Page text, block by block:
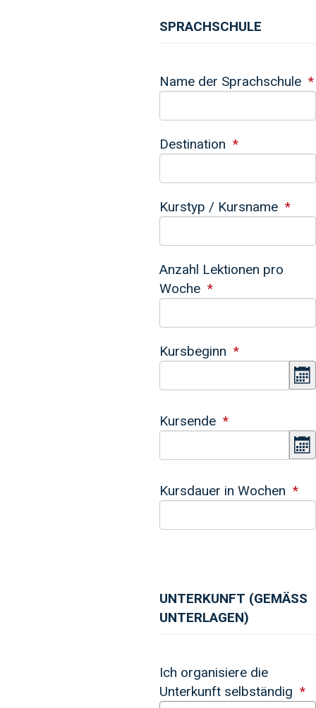
SPRACHSCHULE
Name der Sprachschule
Destination
Kurstyp / Kursname
Anzahl Lektionen pro
Woche
Kursbeginn
Kursende
Kursdauer in Wochen
UNTERKUNFT (GEMÄSS
UNTERLAGEN)
Ich organisiere die
Unterkunft selbständig